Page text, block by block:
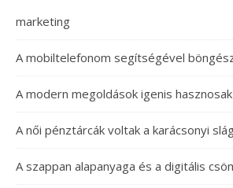
marketing
A mobiltelefonom segítségével
A modern megoldások igenis hasznosak
A női pénztárcák voltak a karácsonyi
A szappan alapanyaga és a digitális